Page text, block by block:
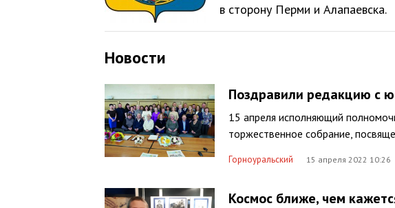
в сторону Перми и Алапаевска.
Новости
Поздравили редакцию с
15 апреля исполняющий
торжественное собрание,
Горноуральский 15 апреля 2022 10:26
Космос ближе, чем